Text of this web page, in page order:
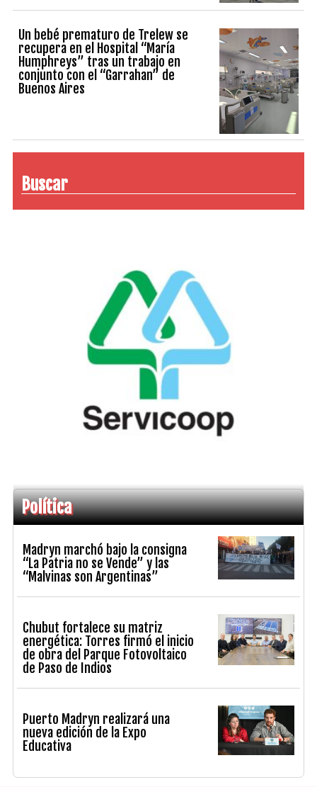
Un bebé prematuro de Trelew se
recupera en el Hospital “María
Humphreys” tras un trabajo en
conjunto con el “Garrahan” de
Buenos Aires
Buscar
Política
Madryn marchó bajo la consigna
“La Patria no se Vende” y las
“Malvinas son Argentinas”
Chubut fortalece su matriz
energética: Torres firmó el inicio
de obra del Parque Fotovoltaico
de Paso de Indios
Puerto Madryn realizará una
nueva edición de la Expo
Educativa